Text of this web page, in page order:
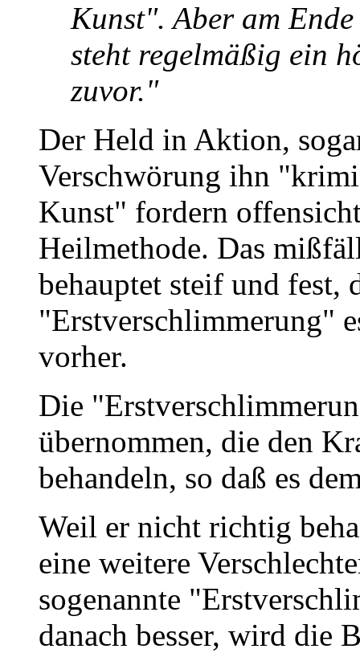
Kunst". Aber am
steht regelmäßig ein
zuvor."
Der Held in Aktion,
Verschwörung ihn
Kunst" fordern
Heilmethode. Das
behauptet steif und fest,
"Erstverschlimmerung"
vorher.
Die
übernommen, die den
behandeln, so daß es
Weil er nicht richtig
eine weitere
sogenannte
danach besser, wird die